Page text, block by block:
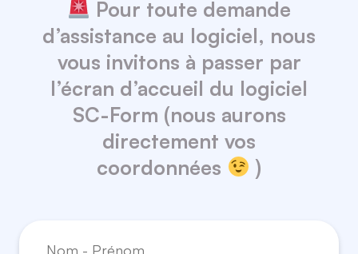
Pour toute demande
d’assistance au logiciel, nous
vous invitons à passer par
l’écran d’accueil du logiciel
SC-Form (nous aurons
directement vos
coordonnées
)